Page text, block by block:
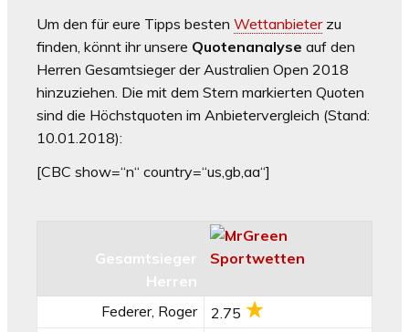
Um den für eure Tipps besten Wettanbieterzu
finden, könnt ihr unsere Quotenanalyse auf den
Herren Gesamtsieger der Australien Open 2018
hinzuziehen. Die mit dem Stern markierten Quoten
sind die Höchstquoten im Anbietervergleich (Stand:
10.01.2018):
[CBC show=“n“ country=“us,gb,aa“]
Gesamtsieger
Herren
Federer, Roger
2.75